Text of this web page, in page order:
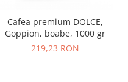
Cafea premium DOLCE,
Goppion, boabe, 1000 gr
219,23 RON